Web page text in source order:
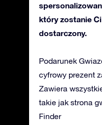
który zostanie
dostarczony.
Podarunek
cyfrowy prezent
Zawiera
takie jak strona
Finder